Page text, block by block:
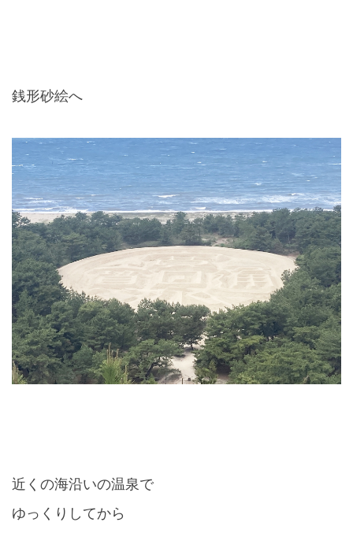
銭形砂絵へ
近くの海沿いの温泉で
ゆっくりしてから